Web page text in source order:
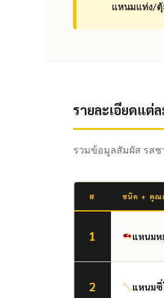
แหนมแท่ง/ตุ้
รายละเอียดแต่
รวมข้อมูลสัมผัส รส
# ชนิด + คุ
1 แหนมห
2 แหนมซี่